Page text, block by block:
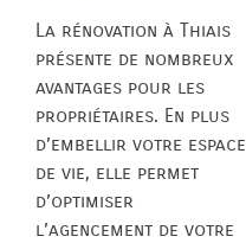
La rénovation à Thiais
présente de nombreux
avantages pour les
propriétaires. En plus
d’embellir votre espace
de vie, elle permet
d’optimiser
l’agencement de votre